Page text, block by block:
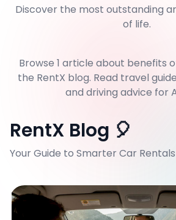
Discover the most outstanding
of life.
Browse 1 article about benefits
the RentX blog. Read travel
and driving advice for
RentX Blog 🎈
Your Guide to Smarter Car